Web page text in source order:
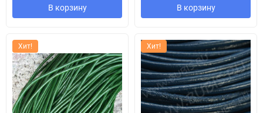
В корзину В корзину
Хит! Хит!